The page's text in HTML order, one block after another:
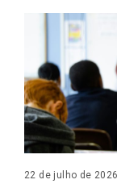
22 de julho de 2026